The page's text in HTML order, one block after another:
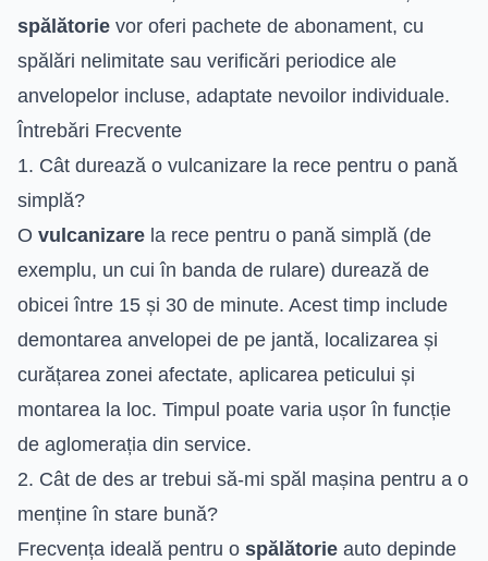
spălătorie vor oferi pachete de abonament, cu
spălări nelimitate sau verificări periodice ale
anvelopelor incluse, adaptate nevoilor individuale.
Întrebări Frecvente
1. Cât durează o vulcanizare la rece pentru o pană
simplă?
O vulcanizare la rece pentru o pană simplă (de
exemplu, un cui în banda de rulare) durează de
obicei între 15 și 30 de minute. Acest timp include
demontarea anvelopei de pe jantă, localizarea și
curățarea zonei afectate, aplicarea peticului și
montarea la loc. Timpul poate varia ușor în funcție
de aglomerația din service.
2. Cât de des ar trebui să-mi spăl mașina pentru a o
menține în stare bună?
Frecvența ideală pentru o spălătorie auto depinde